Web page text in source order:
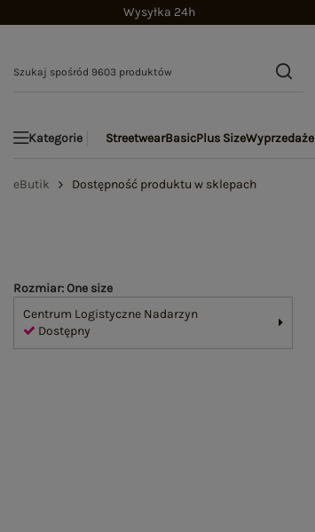
Wysyłka 24h
Kategorie StreetwearBasicPlus SizeWyprzedaże
eButik Dostępność produktu w sklepach
Rozmiar: One size
Centrum Logistyczne Nadarzyn
Dostępny